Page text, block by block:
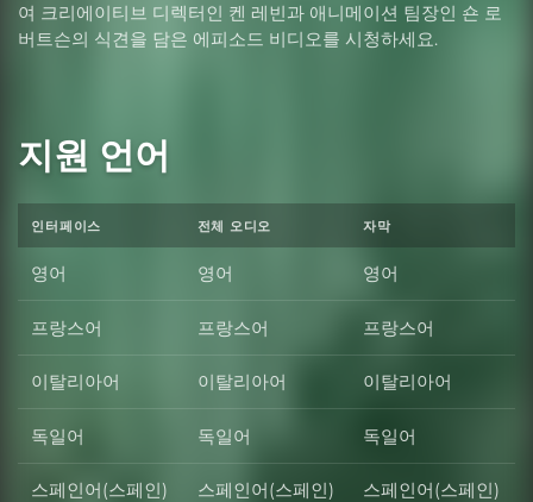
여 크리에이티브 디렉터인 켄 레빈과 애니메이션 팀장인 숀 로
버트슨의 식견을 담은 에피소드 비디오를 시청하세요.
지원 언어
인터페이스 전체 오디오 자막
영어 영어 영어
프랑스어 프랑스어 프랑스어
이탈리아어 이탈리아어 이탈리아어
독일어 독일어 독일어
스페인어(스페인) 스페인어(스페인) 스페인어(스페인)